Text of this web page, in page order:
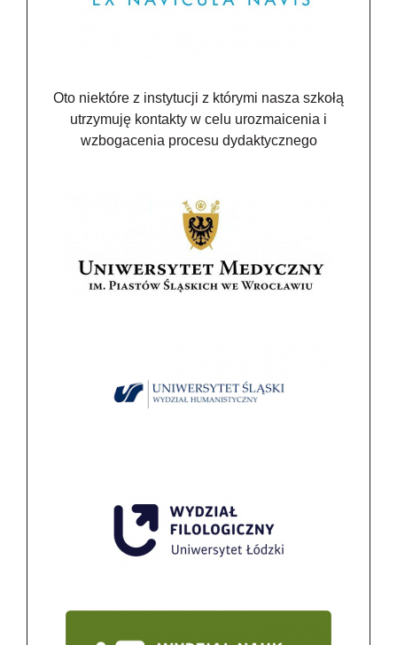
Oto niektóre z instytucji z którymi nasza szkołą
utrzymuję kontakty w celu urozmaicenia i
wzbogacenia procesu dydaktycznego